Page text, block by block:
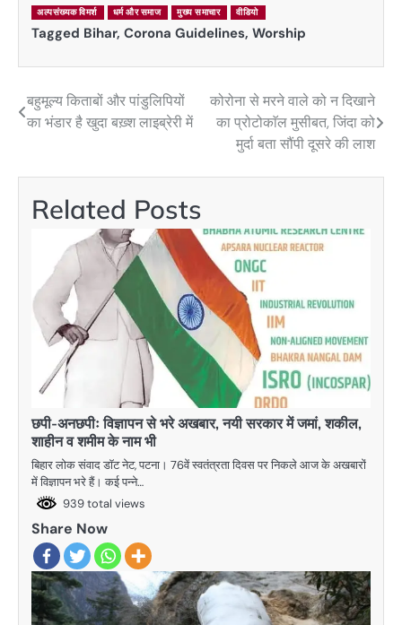
अल्पसंख्यक विमर्श धर्म और समाज मुख्य समाचार वीडियो
Tagged Bihar, Corona Guidelines, Worship
Post
navigation
बहुमूल्य किताबों और पांडुलिपियों
का भंडार है खुदा बख़्श लाइब्रेरी में
कोरोना से मरने वाले को न दिखाने
का प्रोटोकाॅल मुसीबत, जिंदा को
मुर्दा बता सौंपी दूसरे की लाश
Related Posts
छपी-अनछपीः विज्ञापन से भरे अखबार, नयी सरकार में जमां, शकील,
शाहीन व शमीम के नाम भी
बिहार लोक संवाद डाॅट नेट, पटना। 76वें स्वतंत्रता दिवस पर निकले आज के अखबारों
में विज्ञापन भरे हैं। कई पन्ने…
939 total views
Share Now